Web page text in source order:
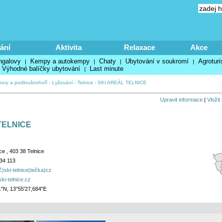
Aktivita Relaxace Akce
| Kempy a autokempy | Chaty | Ubytování v soukromí |
Výhodné balíčky ubytování
| Last minute
a podkrušnohoří- Lyžování- Telnice - SKI AREÁL TELNICE
Upravit informace| Vložit
, 403 38 Telnice
113
telnice(tečka)cz
telnice.cz
13°55'27,684"E